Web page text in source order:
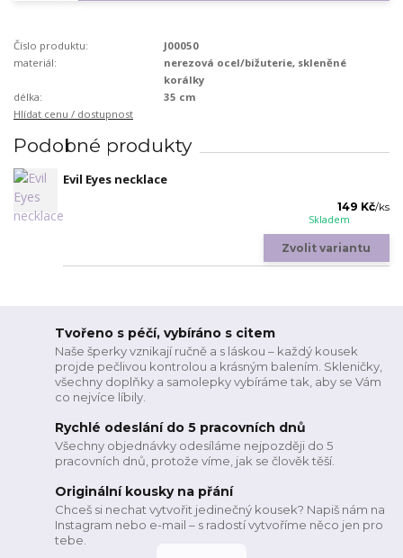
Číslo produktu:
J00050
materiál:
nerezová ocel/bižuterie, skleněné
korálky
délka:
35 cm
Hlídat cenu / dostupnost
Podobné produkty
Evil Eyes necklace
149 Kč/ks
Skladem
Zvolit variantu
Tvořeno s péčí, vybíráno s citem
Naše šperky vznikají ručně a s láskou – každý kousek
projde pečlivou kontrolou a krásným balením. Skleničky,
všechny doplňky a samolepky vybíráme tak, aby se Vám
co nejvíce líbily.
Rychlé odeslání do 5 pracovních dnů
Všechny objednávky odesíláme nejpozději do 5
pracovních dnů, protože víme, jak se člověk těší.
Originální kousky na přání
Chceš si nechat vytvořit jedinečný kousek? Napiš nám na
Instagram nebo e-mail – s radostí vytvoříme něco jen pro
tebe.